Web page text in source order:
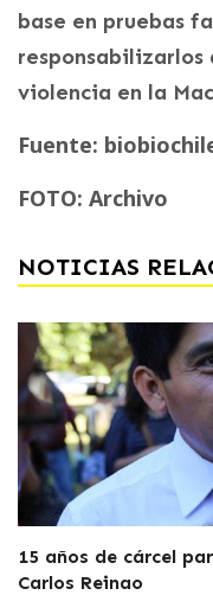
base en pruebas
responsabilizarlos
violencia en la
Fuente:
FOTO: Archivo
NOTICIAS
15 años de cárcel
Carlos Reinao